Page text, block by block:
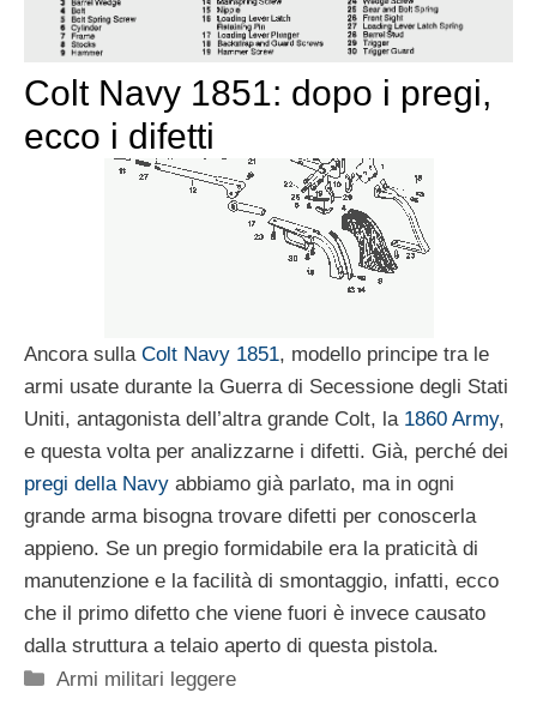
Colt Navy 1851: dopo i pregi,
ecco i difetti
Ancora sulla Colt Navy 1851, modello principe tra le
armi usate durante la Guerra di Secessione degli Stati
Uniti, antagonista dell’altra grande Colt, la 1860 Army,
e questa volta per analizzarne i difetti. Già, perché dei
pregi della Navy abbiamo già parlato, ma in ogni
grande arma bisogna trovare difetti per conoscerla
appieno. Se un pregio formidabile era la praticità di
manutenzione e la facilità di smontaggio, infatti, ecco
che il primo difetto che viene fuori è invece causato
dalla struttura a telaio aperto di questa pistola.
Categorie
Armi militari leggere